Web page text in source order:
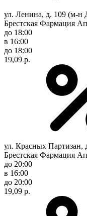
ул. Ленина, д. 109 (м-н
Брестская Фармация
до 18:00
в 16:00
до 18:00
19,09 р.
ул. Красных Партизан,
Брестская Фармация
до 20:00
в 16:00
до 20:00
19,09 р.